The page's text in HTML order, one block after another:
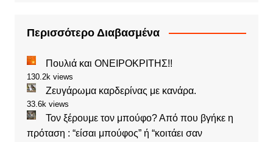
Περισσότερο Διαβασμένα
Πουλιά και ΟΝΕΙΡΟΚΡΙΤΗΣ!!
130.2k views
Ζευγάρωμα καρδερίνας με κανάρα.
33.6k views
Τον ξέρουμε τον μπούφο? Από που βγήκε η
πρόταση : “είσαι μπούφος” ή “κοιτάει σαν